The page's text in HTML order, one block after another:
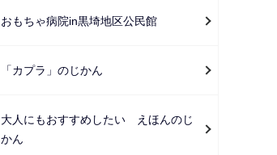
おもちゃ病院in黒埼地区公民館
「カプラ」のじかん
大人にもおすすめしたい えほんのじ
かん